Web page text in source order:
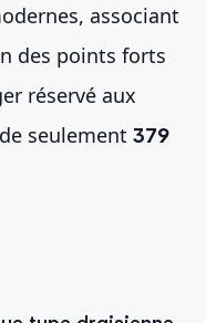
associant
des points forts
réservé aux
seulement 379